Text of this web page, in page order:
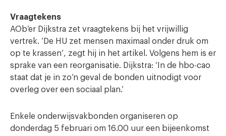
Vraagtekens
AOb’er Dijkstra zet vraagtekens bij het vrijwillig
vertrek. ‘De HU zet mensen maximaal onder druk om
op te krassen’, zegt hij in het artikel. Volgens hem is er
sprake van een reorganisatie. Dijkstra: ‘In de hbo-cao
staat dat je in zo’n geval de bonden uitnodigt voor
overleg over een sociaal plan.’
Enkele onderwijsvakbonden organiseren op
donderdag 5 februari om 16.00 uur een bijeenkomst